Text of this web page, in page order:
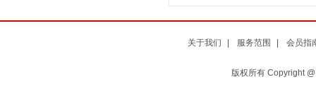
关于我们 服务范围 会员指
版权所有 Copyright